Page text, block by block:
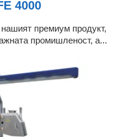
4000
премиум продукт,
промишленост, а...